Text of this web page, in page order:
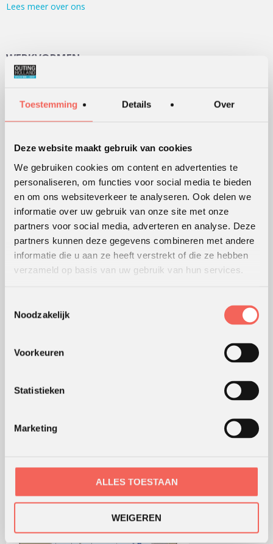
Toestemming Details Over
Deze website maakt gebruik van cookies
We gebruiken cookies om content en advertenties te
personaliseren, om functies voor social media te bieden
en om ons websiteverkeer te analyseren. Ook delen we
informatie over uw gebruik van onze site met onze
partners voor social media, adverteren en analyse. Deze
partners kunnen deze gegevens combineren met andere
informatie die u aan ze heeft verstrekt of die ze hebben
verzameld op basis van uw gebruik van hun services.
Noodzakelijk
Voorkeuren
Statistieken
Marketing
ALLES TOESTAAN
WEIGEREN
Lees meer over ons
WERKVORMEN
Outdoor training
Serious games
Teambuilding
Persoonlijke ontwikkeling
Alle werkvormen
KLANTWAARDERING
Leeshierde beoordelingen van verschillende klanten.
Hoe wij werken
Modellen en theorieën
Coaching en advies